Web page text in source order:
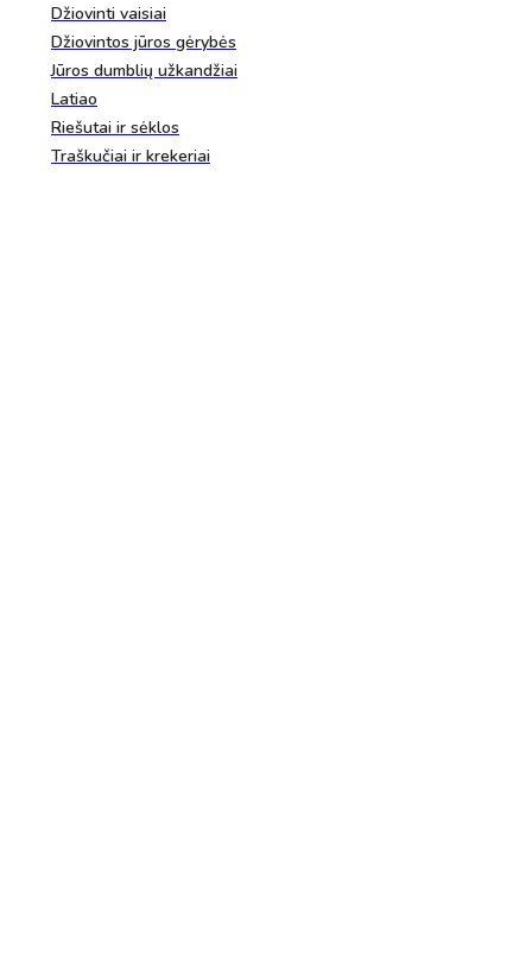
Džiovinti vaisiai
Džiovintos jūros gėrybės
Jūros dumblių užkandžiai
Latiao
Riešutai ir sėklos
Traškučiai ir krekeriai